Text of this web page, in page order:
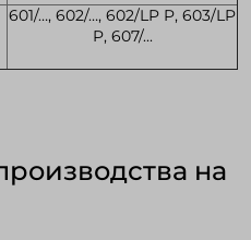
601/…, 602/…, 602/LP P, 603/LP
P, 607/...
на